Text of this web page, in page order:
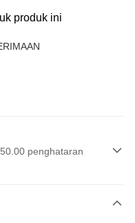
produk ini
PENERIMAAN
penghataran